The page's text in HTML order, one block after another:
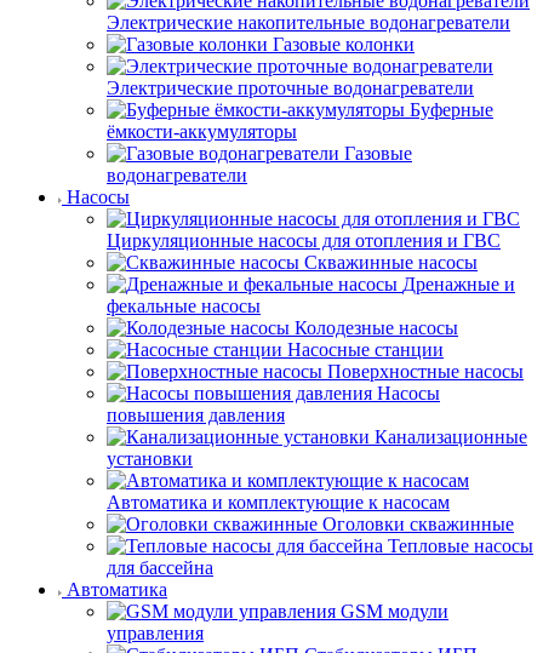
Электрические накопительные водонагреватели
Газовые колонки
Электрические проточные водонагреватели
Буферные
ёмкости-аккумуляторы
Газовые
водонагреватели
Насосы
Циркуляционные насосы для отопления и ГВС
Скважинные насосы
Дренажные и
фекальные насосы
Колодезные насосы
Насосные станции
Поверхностные насосы
Насосы
повышения давления
Канализационные
установки
Автоматика и комплектующие к насосам
Оголовки скважинные
Тепловые насосы
для бассейна
Автоматика
GSM модули
управления